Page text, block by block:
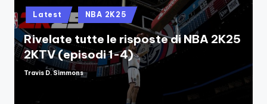
Posted
in
Latest NBA 2K25
Rivelate tutte le risposte di NBA 2K25
2KTV (episodi 1-4)
Posted
Travis D. Simmons